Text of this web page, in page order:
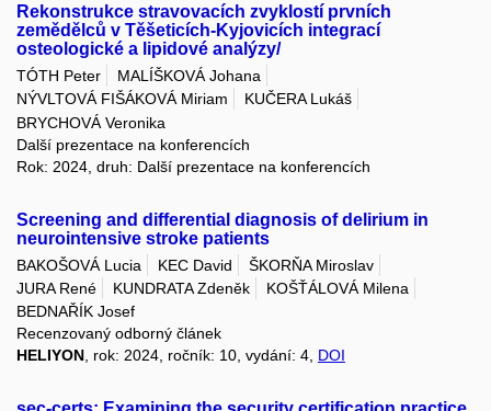
Rekonstrukce stravovacích zvyklostí prvních
zemědělců v Těšeticích-Kyjovicích integrací
osteologické a lipidové analýzy/
TÓTH Peter
MALÍŠKOVÁ Johana
NÝVLTOVÁ FIŠÁKOVÁ Miriam
KUČERA Lukáš
BRYCHOVÁ Veronika
Další prezentace na konferencích
Rok: 2024, druh: Další prezentace na konferencích
Screening and differential diagnosis of delirium in
neurointensive stroke patients
BAKOŠOVÁ Lucia KEC David
ŠKORŇA Miroslav
JURA René
KUNDRATA Zdeněk
KOŠŤÁLOVÁ Milena
BEDNAŘÍK Josef
Recenzovaný odborný článek
HELIYON, rok: 2024, ročník: 10, vydání: 4, DOI